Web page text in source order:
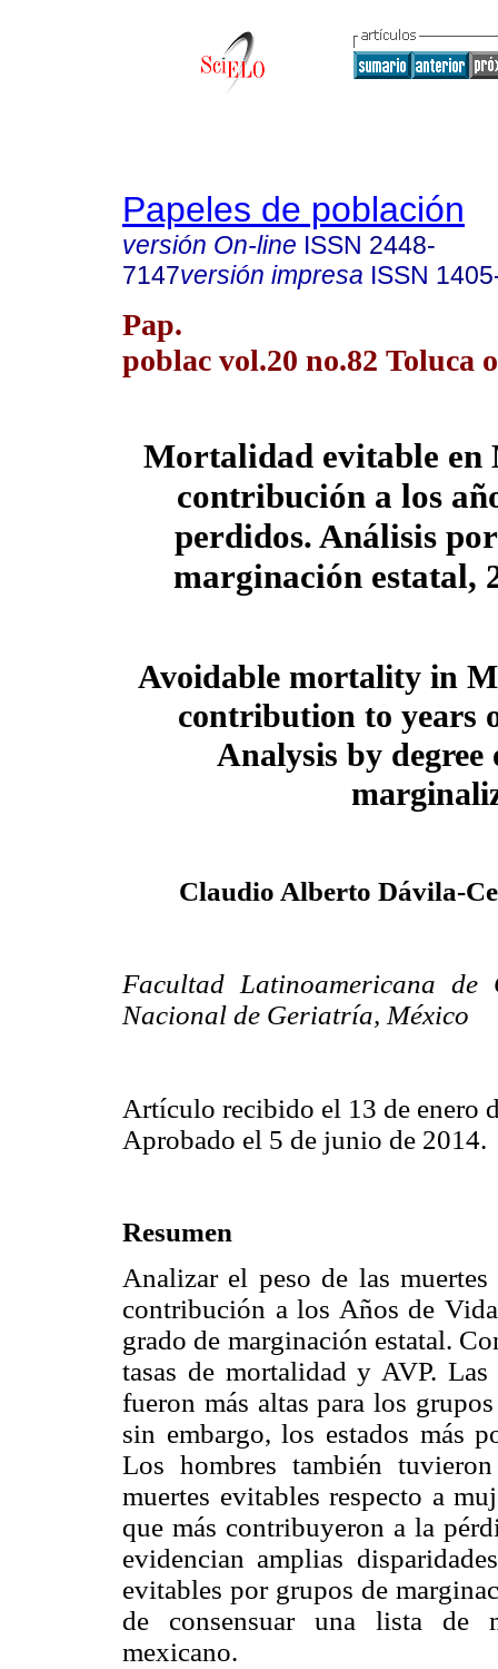
Papeles de población
versión On-line ISSN 2448-
7147versión impresa ISSN
Pap.
poblac vol.20 no.82 Toluca
Mortalidad evitable en
contribución a los
perdidos. Análisis
marginación estatal,
Avoidable mortality in
contribution to years
Analysis by degree
Claudio Alberto Dávila-
Facultad Latinoamericana de
Nacional de Geriatría, México
Artículo recibido el 13 de enero
Aprobado el 5 de junio de 2014.
Resumen
Analizar el peso de las
contribución a los Años de
grado de marginación estatal.
tasas de mortalidad y AVP.
fueron más altas para los
sin embargo, los estados más
Los hombres también
muertes evitables respecto a
que más contribuyeron a la
evidencian amplias
evitables por grupos de
de consensuar una lista de
mexicano.